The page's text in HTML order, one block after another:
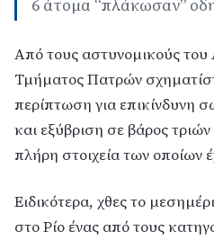
6 άτομα “πλάκωσαν”
Από τους αστυνομικούς του
Τμήματος Πατρών
περίπτωση για επικίνδυνη
και εξύβριση σε βάρος
πλήρη στοιχεία των οποίων
Ειδικότερα, χθες το
στο Ρίο ένας από τους